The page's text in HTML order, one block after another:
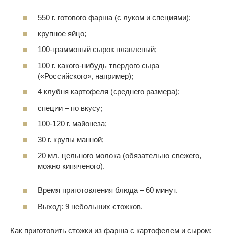
550 г. готового фарша (с луком и специями);
крупное яйцо;
100-граммовый сырок плавленый;
100 г. какого-нибудь твердого сыра
(«Российского», например);
4 клубня картофеля (среднего размера);
специи – по вкусу;
100-120 г. майонеза;
30 г. крупы манной;
20 мл. цельного молока (обязательно свежего,
можно кипяченого).
Время приготовления блюда – 60 минут.
Выход: 9 небольших стожков.
Как приготовить стожки из фарша с картофелем и сыром: